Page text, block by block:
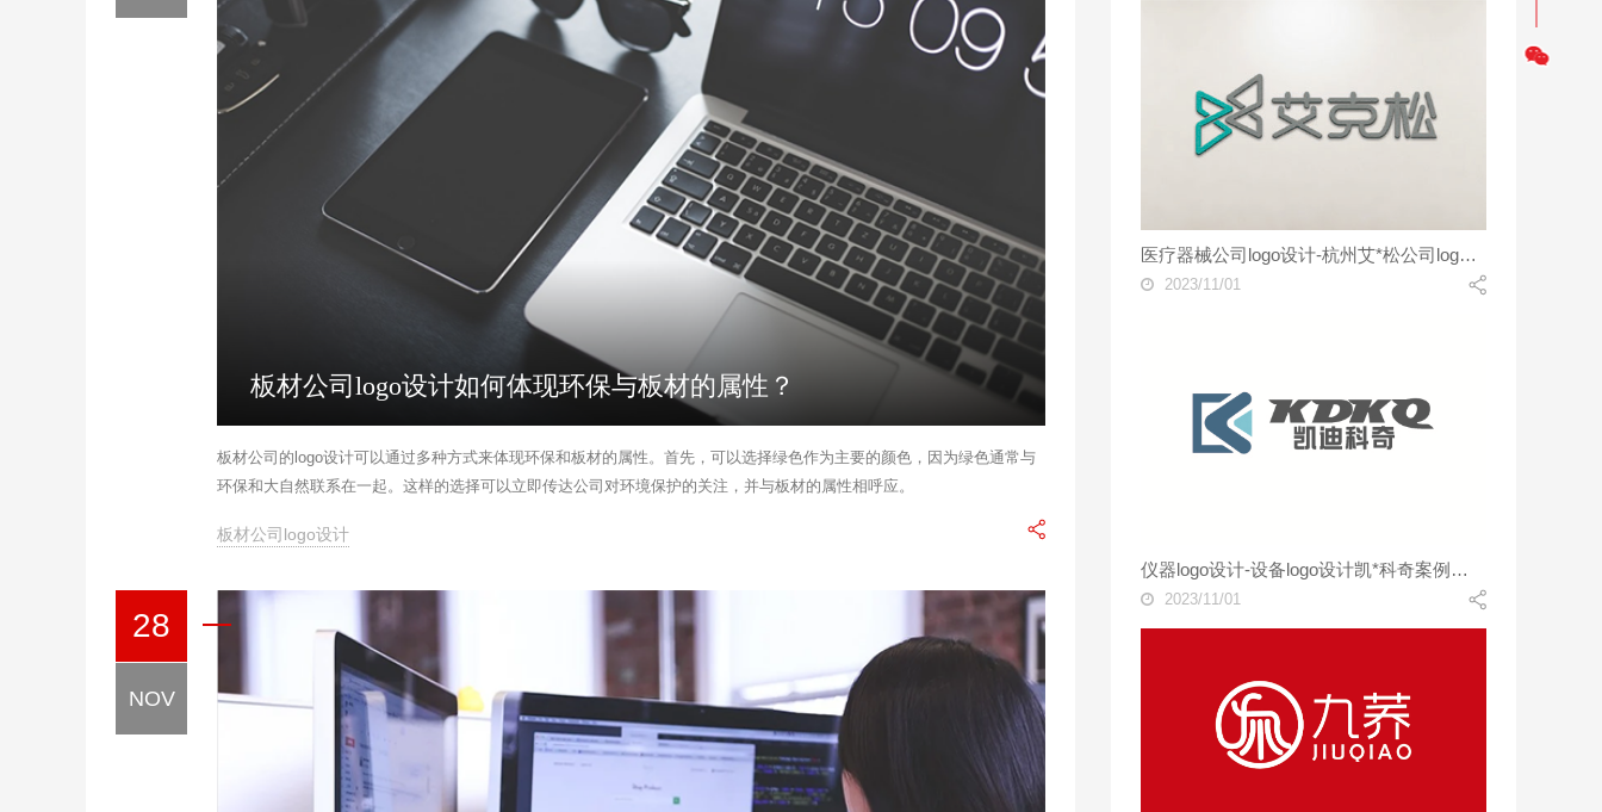
板材公司logo设计如何体现环保与板材的属性？
板材公司的logo设计可以通过多种方式来体现环保和板材的属性。首先，可以选择绿色作为主要的颜色，因为绿色通常与
环保和大自然联系在一起。这样的选择可以立即传达公司对环境保护的关注，并与板材的属性相呼应。
板材公司logo设计
28
NOV
医疗器械公司logo设计-杭州艾*松公司logo设计案例
2023/11/01
仪器logo设计-设备logo设计凯*科奇案例欣赏
2023/11/01